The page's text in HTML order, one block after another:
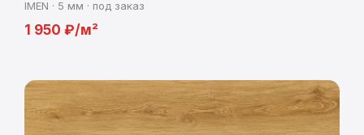
IMEN · 5 мм · под заказ
1 950 ₽/м²